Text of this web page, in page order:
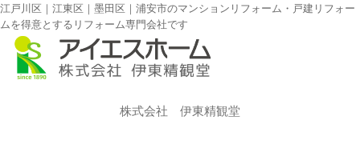
江戸川区｜江東区｜墨田区｜浦安市のマンションリフォーム・戸建リフォー
ムを得意とするリフォーム専門会社です
株式会社 伊東精観堂